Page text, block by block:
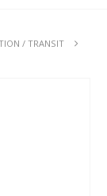
/ TRANSIT